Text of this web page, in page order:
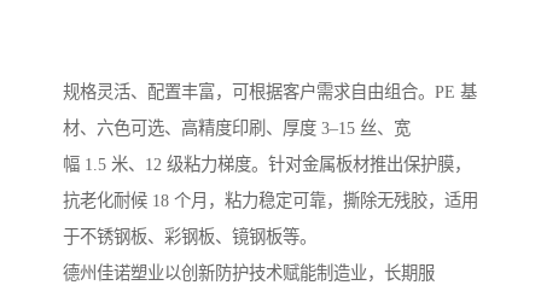
规格灵活、配置丰富，可根据客户需求自由组合。PE 基
材、六色可选、高精度印刷、厚度 3–15 丝、宽
幅 1.5 米、12 级粘力梯度。针对金属板材推出保护膜，
抗老化耐候 18 个月，粘力稳定可靠，撕除无残胶，适用
于不锈钢板、彩钢板、镜钢板等。
德州佳诺塑业以创新防护技术赋能制造业，长期服